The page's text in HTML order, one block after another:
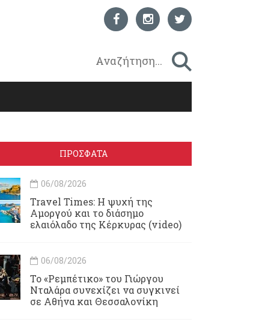
ΠΡΟΣΦΑΤΑ
06/08/2026
Travel Times: H ψυχή της
Αμοργού και το διάσημο
ελαιόλαδο της Κέρκυρας (video)
06/08/2026
Το «Ρεμπέτικο» του Γιώργου
Νταλάρα συνεχίζει να συγκινεί
σε Αθήνα και Θεσσαλονίκη